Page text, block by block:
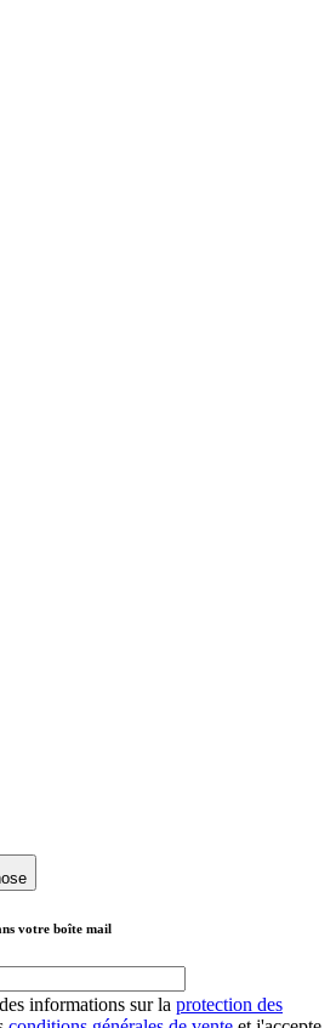
votre boîte mail
informations sur la protection des